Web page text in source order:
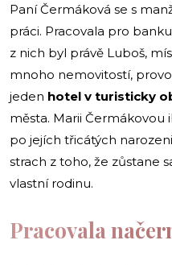
Paní Čermáková se s
práci. Pracovala pro
z nich byl právě Luboš,
mnoho nemovitostí,
jeden hotel v turisticky
města. Marii
po jejích třicátých
strach z toho, že zůstane
vlastní rodinu.
Pracovala